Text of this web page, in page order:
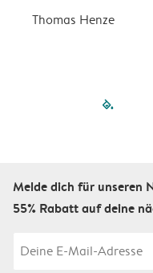
Thomas Henze
Melde dich für unseren
55% Rabatt auf deine